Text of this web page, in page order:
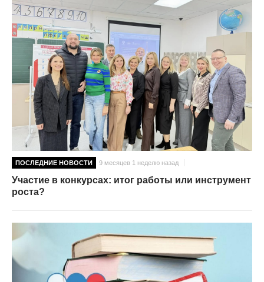
ПОСЛЕДНИЕ НОВОСТИ 9 месяцев 1 неделю назад
Участие в конкурсах: итог работы или инструмент
роста?